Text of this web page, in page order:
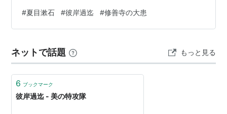
彼岸が過ぎるころまで連載をするという決意を表したも
のだ。 ※以下の記事中の引用は『彼岸過ぎ迄』の序文か
五葉 立春に合わせたかのように昼から暖かくなった。我
が相方に頼んで車で畑まで連れて行ってもらった。 二週
#夏目漱石 #彼岸過迄 #修善寺の大患
ネットで話題 もっと見る
6 ブックマーク
彼岸過迄 - 美の特攻隊